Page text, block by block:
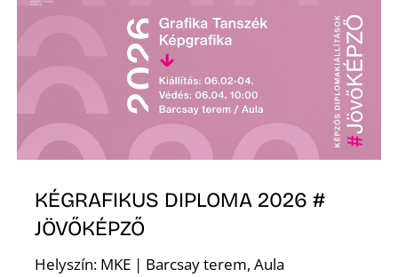
KÉGRAFIKUS DIPLOMA 2026 #
JÖVŐKÉPZŐ
Helyszín: MKE | Barcsay terem, Aula